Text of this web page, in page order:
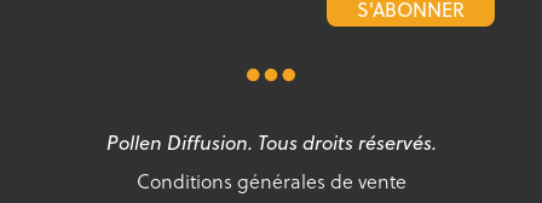
S'ABONNER
Pollen Diffusion. Tous droits réservés.
Conditions générales de vente